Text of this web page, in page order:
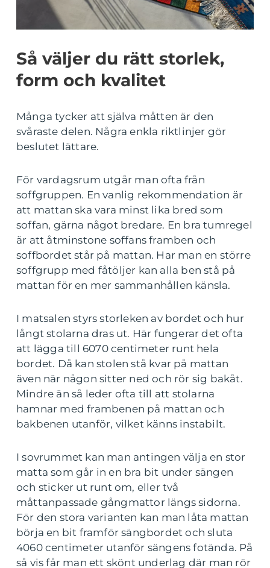
Så väljer du rätt storlek,
form och kvalitet
Många tycker att själva måtten är den
svåraste delen. Några enkla riktlinjer gör
beslutet lättare.
För vardagsrum utgår man ofta från
soffgruppen. En vanlig rekommendation är
att mattan ska vara minst lika bred som
soffan, gärna något bredare. En bra tumregel
är att åtminstone soffans framben och
soffbordet står på mattan. Har man en större
soffgrupp med fåtöljer kan alla ben stå på
mattan för en mer sammanhållen känsla.
I matsalen styrs storleken av bordet och hur
långt stolarna dras ut. Här fungerar det ofta
att lägga till 6070 centimeter runt hela
bordet. Då kan stolen stå kvar på mattan
även när någon sitter ned och rör sig bakåt.
Mindre än så leder ofta till att stolarna
hamnar med frambenen på mattan och
bakbenen utanför, vilket känns instabilt.
I sovrummet kan man antingen välja en stor
matta som går in en bra bit under sängen
och sticker ut runt om, eller två
måttanpassade gångmattor längs sidorna.
För den stora varianten kan man låta mattan
börja en bit framför sängbordet och sluta
4060 centimeter utanför sängens fotända. På
så vis får man ett skönt underlag där man rör